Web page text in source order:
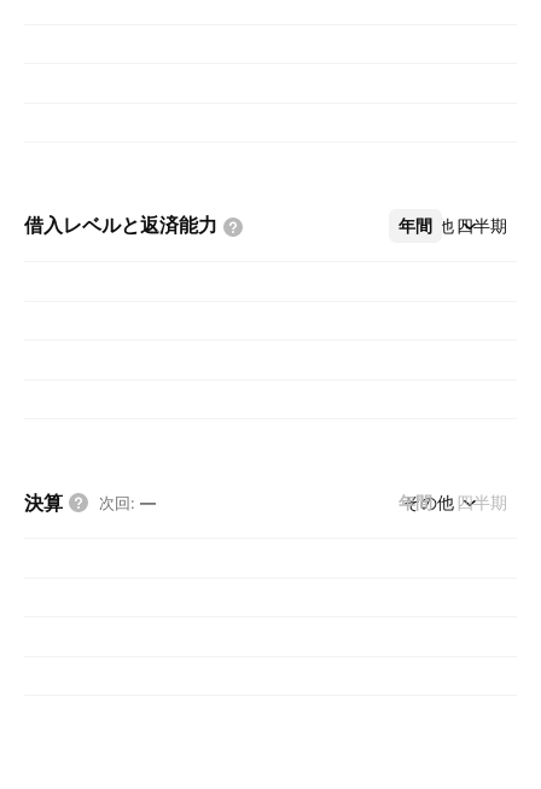
借入レベルと返済能力 年間 四半期
その他
決算 次回: — 年間 四半期
その他